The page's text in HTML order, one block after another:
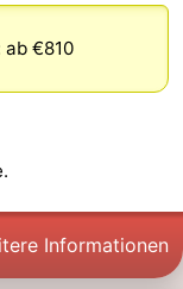
ab €810
Informationen